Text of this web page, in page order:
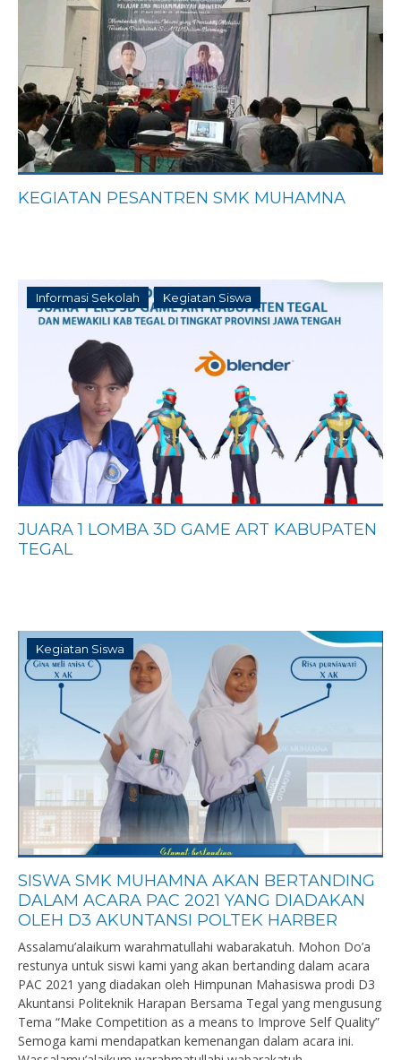
KEGIATAN PESANTREN SMK MUHAMNA
Informasi Sekolah Kegiatan Siswa
JUARA 1 LOMBA 3D GAME ART KABUPATEN
TEGAL
Kegiatan Siswa
SISWA SMK MUHAMNA AKAN BERTANDING
DALAM ACARA PAC 2021 YANG DIADAKAN
OLEH D3 AKUNTANSI POLTEK HARBER
Assalamu’alaikum warahmatullahi wabarakatuh. Mohon Do’a
restunya untuk siswi kami yang akan bertanding dalam acara
PAC 2021 yang diadakan oleh Himpunan Mahasiswa prodi D3
Akuntansi Politeknik Harapan Bersama Tegal yang mengusung
Tema “Make Competition as a means to Improve Self Quality”
Semoga kami mendapatkan kemenangan dalam acara ini.